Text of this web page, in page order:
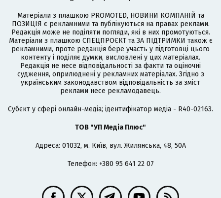
Матеріали з плашкою PROMOTED, НОВИНИ КОМПАНІЙ та
ПОЗИЦІЯ є рекламними та публікуються на правах реклами.
Редакція може не поділяти погляди, які в них промотуються.
Матеріали з плашкою СПЕЦПРОЄКТ та ЗА ПІДТРИМКИ також є
рекламними, проте редакція бере участь у підготовці цього
контенту і поділяє думки, висловлені у цих матеріалах.
Редакція не несе відповідальності за факти та оціночні
судження, оприлюднені у рекламних матеріалах. Згідно з
українським законодавством відповідальність за зміст
реклами несе рекламодавець.
Cубєкт у сфері онлайн-медіа; ідентифікатор медіа - R40-02163.
ТОВ "УП Медіа Плюс"
Адреса: 01032, м. Київ, вул. Жилянська, 48, 50А
Телефон: +380 95 641 22 07